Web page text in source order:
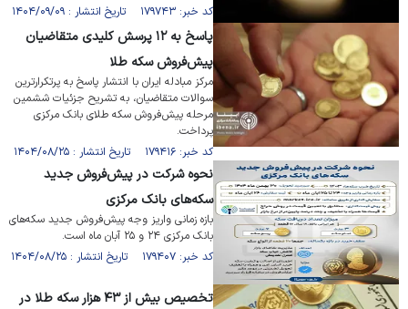
کد خبر: ۱۷۹۷۴۳ تاریخ انتشار : ۱۴۰۴/۰۹/۰۹
پاسخ به ۱۲ پرسش کلیدی متقاضیان
پیش‌فروش سکه طلا
مرکز مبادله ایران با انتشار پاسخ به پرتکرارترین
سوالات متقاضیان، به تشریح جزئیات ششمین
مرحله پیش‌فروش سکه طلای بانک مرکزی
پرداخت.
کد خبر: ۱۷۹۴۱۶ تاریخ انتشار : ۱۴۰۴/۰۸/۲۵
نحوه شرکت در پیش‌فروش جدید
سکه‌های بانک مرکزی
بازه زمانی واریز وجه پیش‌فروش جدید سکه‌های
بانک مرکزی ۲۴ و ۲۵ آبان ماه است.
کد خبر: ۱۷۹۴۰۷ تاریخ انتشار : ۱۴۰۴/۰۸/۲۵
تخصیص بیش از ۴۳ هزار سکه طلا در